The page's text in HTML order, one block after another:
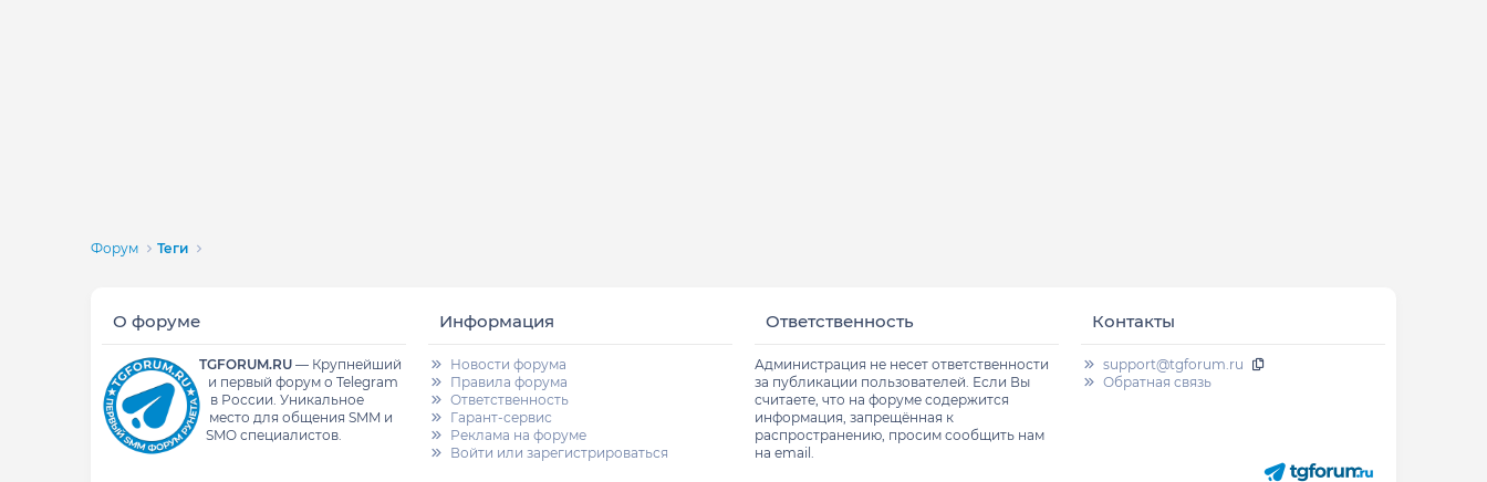
Форум Теги
О форуме
TGFORUM.RU— Крупнейший
и первый форум о Telegram
в России. Уникальное
место для общения SMM и
SMO специалистов.
Информация
Новости форума
Правила форума
Ответственность
Гарант-сервис
Реклама на форуме
Войти или зарегистрироваться
Ответственность
Администрация не несет ответственности
за публикации пользователей. Если Вы
считаете, что на форуме содержится
информация, запрещённая к
распространению, просим сообщить нам
на email.
Контакты
support@tgforum.ru
Обратная связь